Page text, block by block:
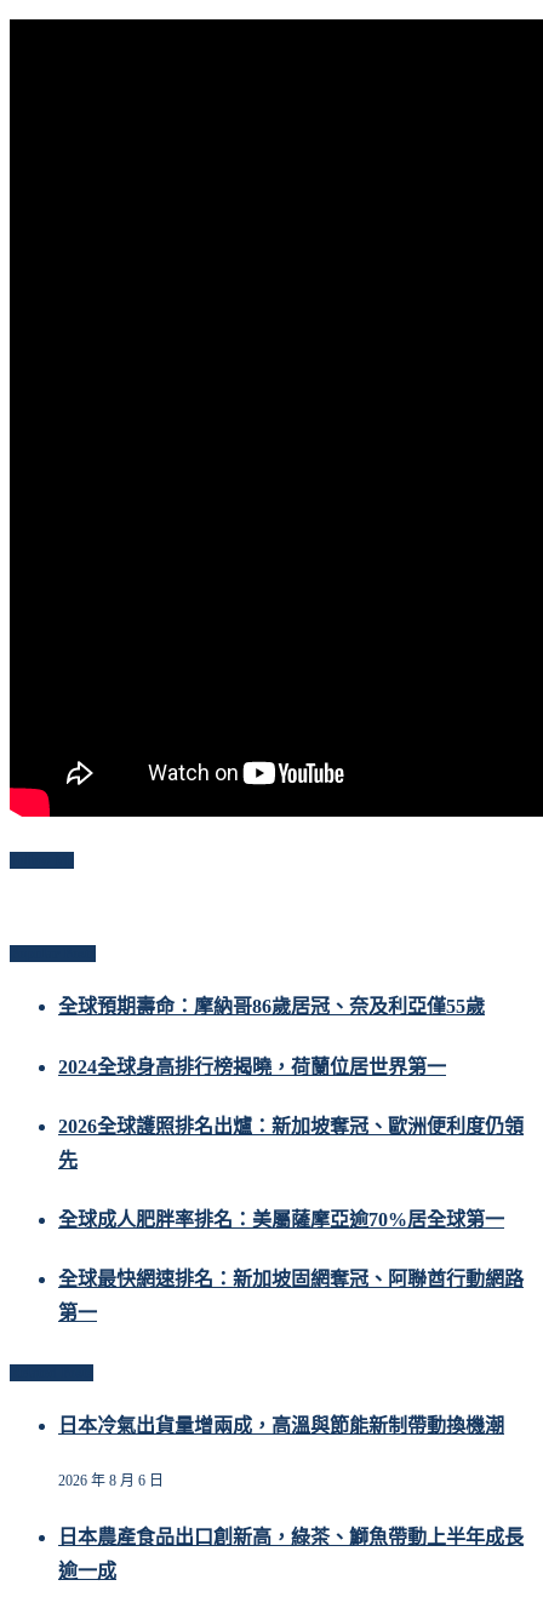
全球預期壽命：摩納哥86歲居冠、奈及利亞僅55歲
2024全球身高排行榜揭曉，荷蘭位居世界第一
2026全球護照排名出爐：新加坡奪冠、歐洲便利度仍領
先
全球成人肥胖率排名：美屬薩摩亞逾70%居全球第一
全球最快網速排名：新加坡固網奪冠、阿聯酋行動網路
第一
日本冷氣出貨量增兩成，高溫與節能新制帶動換機潮
2026 年 8 月 6 日
日本農產食品出口創新高，綠茶、鰤魚帶動上半年成長
逾一成